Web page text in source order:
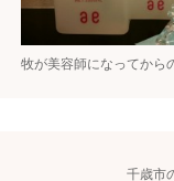
牧が美容師になってか
千歳市